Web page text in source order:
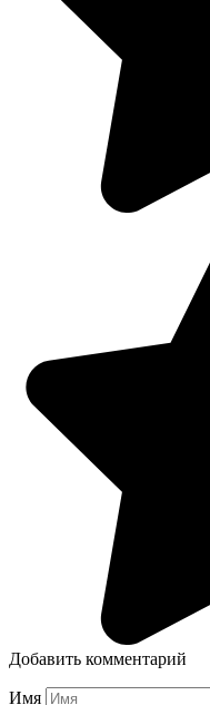
Добавить комментарий
Имя